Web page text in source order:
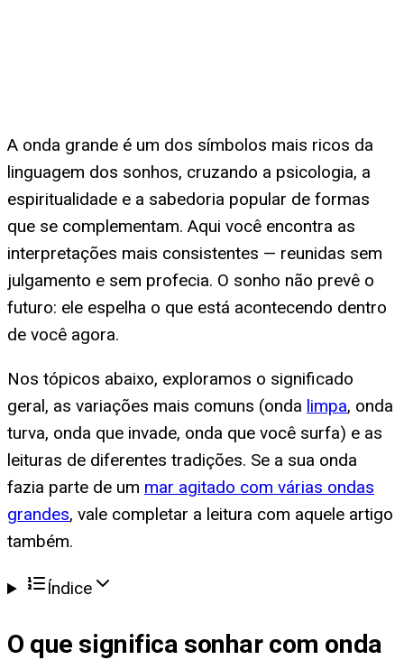
A onda grande é um dos símbolos mais ricos da
linguagem dos sonhos, cruzando a psicologia, a
espiritualidade e a sabedoria popular de formas
que se complementam. Aqui você encontra as
interpretações mais consistentes — reunidas sem
julgamento e sem profecia. O sonho não prevê o
futuro: ele espelha o que está acontecendo dentro
de você agora.
Nos tópicos abaixo, exploramos o significado
geral, as variações mais comuns (onda limpa, onda
turva, onda que invade, onda que você surfa) e as
leituras de diferentes tradições. Se a sua onda
fazia parte de um mar agitado com várias ondas
grandes, vale completar a leitura com aquele artigo
também.
Índice
O que significa sonhar com onda